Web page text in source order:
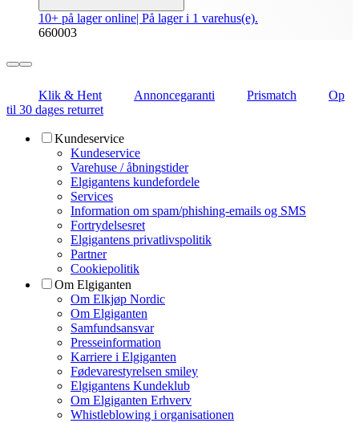
10+ på lager online | På lager i 1 varehus(e).
660003
Klik & Hent Annoncegaranti Prismatch
Op
til 30 dages returret
Kundeservice
Kundeservice
Varehuse / åbningstider
Elgigantens kundefordele
Services
Information om spam/phishing-emails og SMS
Fortrydelsesret
Elgigantens privatlivspolitik
Partner
Cookiepolitik
Om Elgiganten
Om Elkjøp Nordic
Om Elgiganten
Samfundsansvar
Presseinformation
Karriere i Elgiganten
Fødevarestyrelsen smiley
Elgigantens Kundeklub
Om Elgiganten Erhverv
Whistleblowing i organisationen